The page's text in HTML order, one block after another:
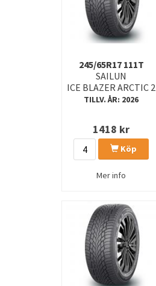
245/65R17 111T
SAILUN
ICE BLAZER ARCTIC 2
TILLV. ÅR: 2026
1418 kr
Köp
Mer info